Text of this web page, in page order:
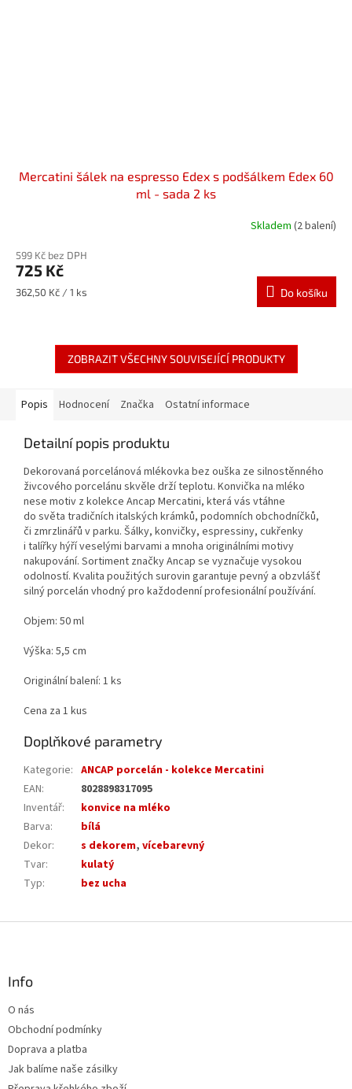
Mercatini šálek na espresso Edex s podšálkem Edex 60
ml - sada 2 ks
Skladem (2 balení)
599 Kč bez DPH
725 Kč
Měrná
362,50 Kč / 1 ks Do košíku
ZOBRAZIT VŠECHNY SOUVISEJÍCÍ PRODUKTY
Popis Hodnocení Značka Ostatní informace
Detailní popis produktu
Dekorovaná porcelánová mlékovka bez ouška ze silnostěnného
živcového porcelánu skvěle drží teplotu. Konvička na mléko
nese motiv z kolekce Ancap Mercatini, která vás vtáhne
do světa tradičních italských krámků, podomních obchodníčků,
či zmrzlinářů v parku. Šálky, konvičky, espressiny, cukřenky
i talířky hýří veselými barvami a mnoha originálními motivy
nakupování. Sortiment značky Ancap se vyznačuje vysokou
odolností. Kvalita použitých surovin garantuje pevný a obzvlášť
silný porcelán vhodný pro každodenní profesionální používání.
Objem: 50 ml
Výška: 5,5 cm
Originální balení: 1 ks
Cena za 1 kus
Doplňkové parametry
Kategorie: ANCAP porcelán - kolekce Mercatini
EAN:
8028898317095
Inventář:
konvice na mléko
Barva:
bílá
Dekor: s dekorem, vícebarevný
Tvar:
kulatý
Typ: bez ucha
Info
O nás
Obchodní podmínky
Doprava a platba
Jak balíme naše zásilky